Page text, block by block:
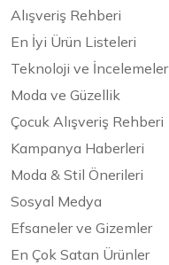
Alışveriş Rehberi
En İyi Ürün Listeleri
Teknoloji ve İncelemeler
Moda ve Güzellik
Çocuk Alışveriş Rehberi
Kampanya Haberleri
Moda & Stil Önerileri
Sosyal Medya
Efsaneler ve Gizemler
En Çok Satan Ürünler